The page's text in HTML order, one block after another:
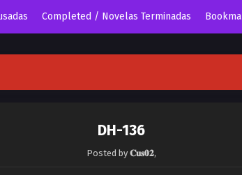
Completed / Novelas Terminadas
DH-136
Posted by 𝐂𝐮𝐬𝟎𝟐,